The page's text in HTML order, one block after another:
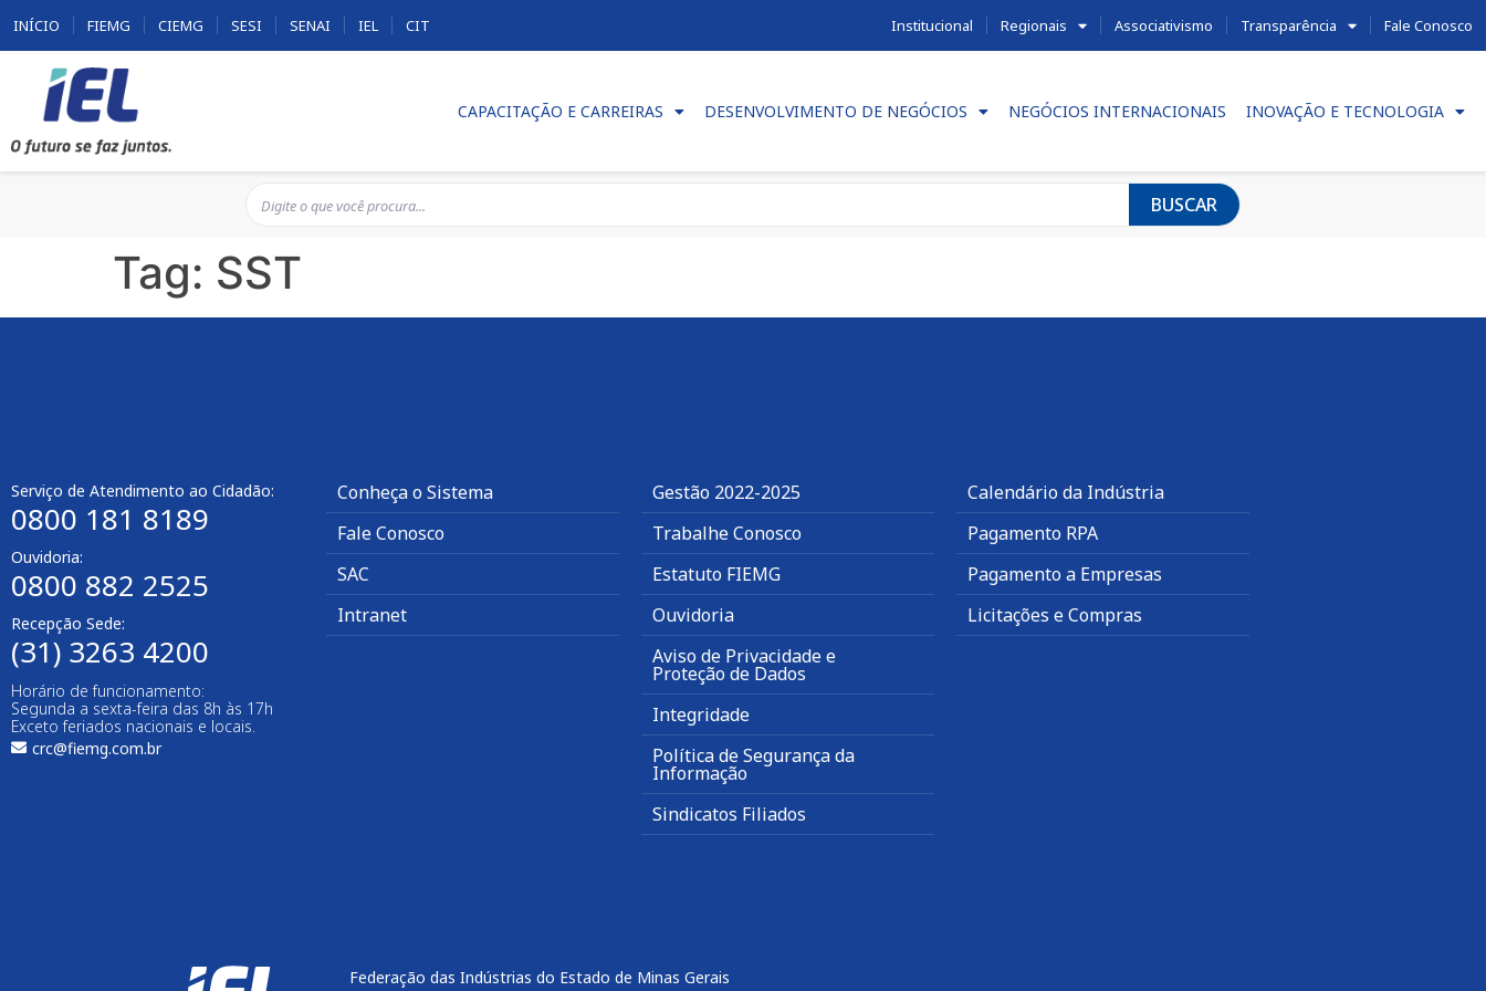
INÍCIO FIEMG CIEMG SESI SENAI IEL CIT Institucional Regionais Associativismo Transparência Fale Conosco
CAPACITAÇÃO E CARREIRAS DESENVOLVIMENTO DE NEGÓCIOS NEGÓCIOS INTERNACIONAIS INOVAÇÃO E TECNOLOGIA
BUSCAR
Tag: SST
Serviço de Atendimento ao Cidadão:
0800 181 8189
Ouvidoria:
0800 882 2525
Recepção Sede:
(31) 3263 4200
Horário de funcionamento:
Segunda a sexta-feira das 8h às 17h
Exceto feriados nacionais e locais.
crc@fiemg.com.br
Conheça o Sistema
Fale Conosco
SAC
Intranet
Gestão 2022-2025
Trabalhe Conosco
Estatuto FIEMG
Ouvidoria
Aviso de Privacidade e
Proteção de Dados
Integridade
Política de Segurança da
Informação
Sindicatos Filiados
Calendário da Indústria
Pagamento RPA
Pagamento a Empresas
Licitações e Compras
Federação das Indústrias do Estado de Minas Gerais